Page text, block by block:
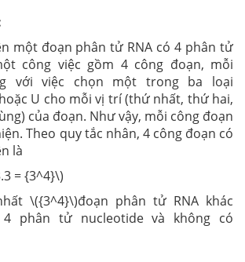
một đoạn phân tử RNA có 4 phân tử
công việc gồm 4 công đoạn, mỗi
với việc chọn một trong ba loại
U cho mỗi vị trí (thứ nhất, thứ hai,
của đoạn. Như vậy, mỗi công đoạn
Theo quy tắc nhân, 4 công đoạn có
là
{3^4}\)
\({3^4}\)đoạn phân tử RNA khác
phân tử nucleotide và không có